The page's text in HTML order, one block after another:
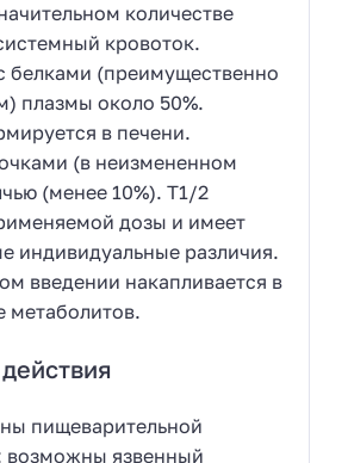
количестве
кровоток.
белками (преимущественно
плазмы около 50%.
в печени.
(в неизмененном
(менее 10%). T1/2
дозы и имеет
индивидуальные различия.
введении накапливается в
метаболитов.
пищеварительной
возможны язвенный